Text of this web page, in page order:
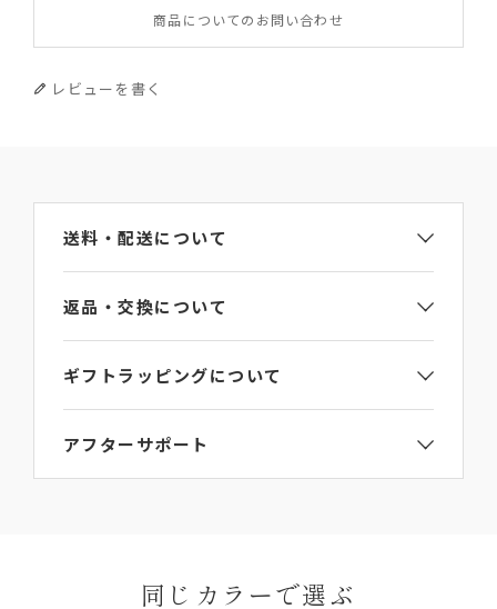
サイズ
45g
原産国
問い合わせ番号
商品についてのお問い合わせ
レビューを書く
送料・配送について
返品・交換について
ギフトラッピングについて
ラッピング】をご選択ください。
詳細はラッピングガイドからご覧いただけます。
は、ご購入ページの備考欄に「納品書を希望しな
アフターサポート
同じカラーで選ぶ